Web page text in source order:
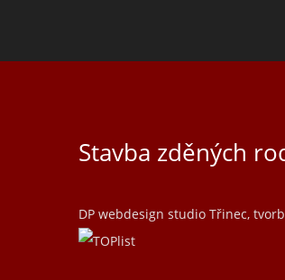
Stavba zděných
DP webdesign studio Třinec,